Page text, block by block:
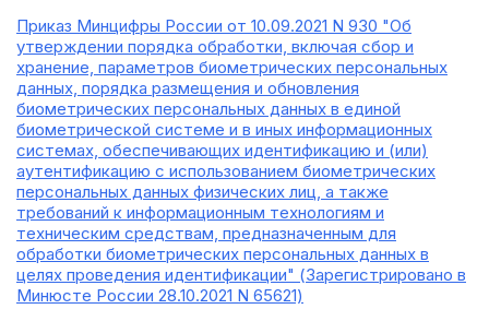
Приказ Минцифры России от 10.09.2021 N 930 "Об
утверждении порядка обработки, включая сбор и
хранение, параметров биометрических персональных
данных, порядка размещения и обновления
биометрических персональных данных в единой
биометрической системе и в иных информационных
системах, обеспечивающих идентификацию и (или)
аутентификацию с использованием биометрических
персональных данных физических лиц, а также
требований к информационным технологиям и
техническим средствам, предназначенным для
обработки биометрических персональных данных в
целях проведения идентификации" (Зарегистрировано в
Минюсте России 28.10.2021 N 65621)